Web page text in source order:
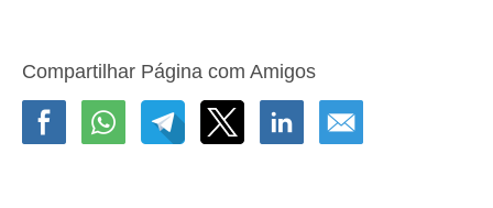
Compartilhar Página com Amigos